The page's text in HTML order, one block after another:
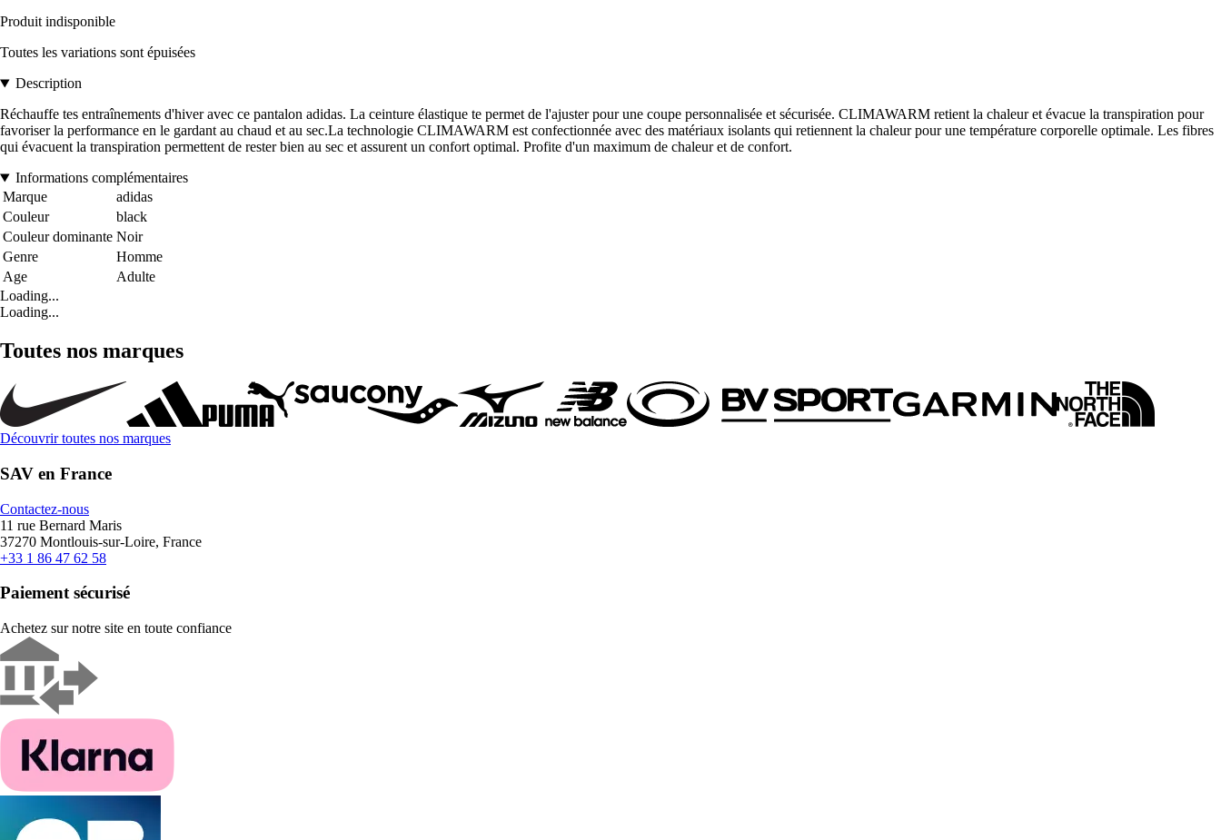
Produit indisponible
Toutes les variations sont épuisées
Description
Réchauffe tes entraînements d'hiver avec ce pantalon adidas. La ceinture élastique te permet de l'ajuster pour une coupe personnalisée et sécurisée. CLIMAWARM retient la chaleur et évacue la transpiration pour
favoriser la performance en le gardant au chaud et au sec.La technologie CLIMAWARM est confectionnée avec des matériaux isolants qui retiennent la chaleur pour une température corporelle optimale. Les fibres
qui évacuent la transpiration permettent de rester bien au sec et assurent un confort optimal. Profite d'un maximum de chaleur et de confort.
Informations complémentaires
Marque
adidas
Couleur
black
Couleur dominante Noir
Genre
Homme
Age
Adulte
Loading...
Loading...
Toutes nos marques
Découvrir toutes nos marques
SAV en France
Contactez-nous
11 rue Bernard Maris
37270 Montlouis-sur-Loire, France
+33 1 86 47 62 58
Paiement sécurisé
Achetez sur notre site en toute confiance